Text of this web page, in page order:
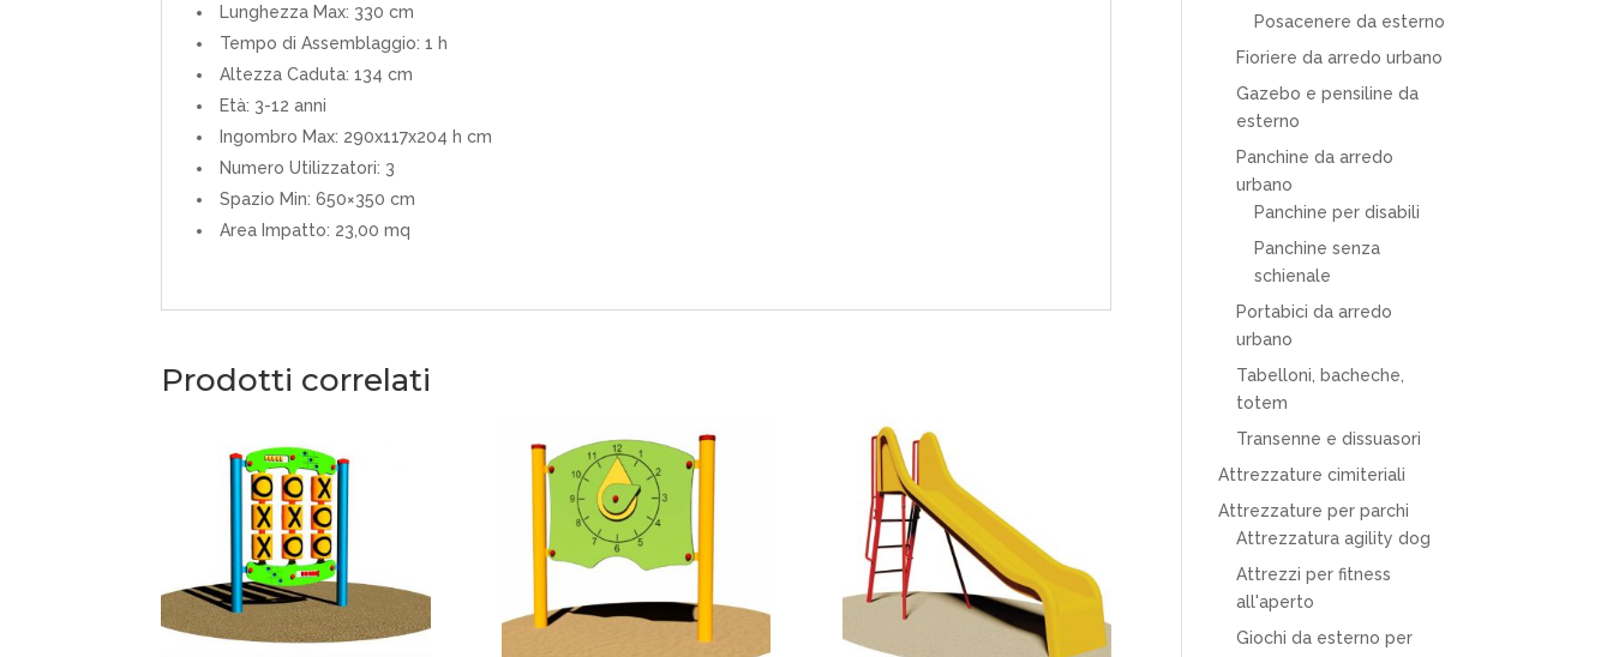
Lunghezza Max: 330 cm
Tempo di Assemblaggio: 1 h
Altezza Caduta: 134 cm
Età: 3-12 anni
Ingombro Max: 290x117x204 h cm
Numero Utilizzatori: 3
Spazio Min: 650×350 cm
Area Impatto: 23,00 mq
Prodotti correlati
Posacenere da esterno
Fioriere da arredo urbano
Gazebo e pensiline da
esterno
Panchine da arredo
urbano
Panchine per disabili
Panchine senza
schienale
Portabici da arredo
urbano
Tabelloni, bacheche,
totem
Transenne e dissuasori
Attrezzature cimiteriali
Attrezzature per parchi
Attrezzatura agility dog
Attrezzi per fitness
all'aperto
Giochi da esterno per